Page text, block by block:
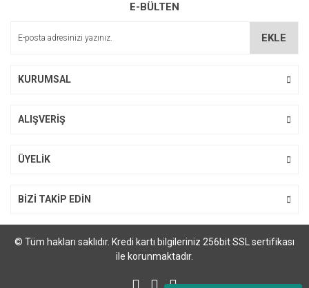
Ürün açıklamasında eksik bilgiler bulunuyor.
E-BÜLTEN
EKLE
KURUMSAL
ALIŞVERİŞ
ÜYELİK
BİZİ TAKİP EDİN
© Tüm hakları saklıdır. Kredi kartı bilgileriniz 256bit SSL sertifikası
ile korunmaktadır.